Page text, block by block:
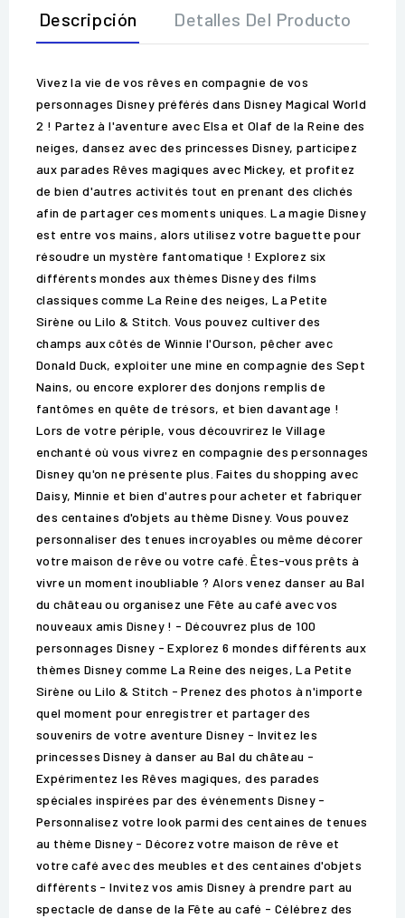
Descripción Detalles Del Producto
Vivez la vie de vos rêves en compagnie de vos
personnages Disney préférés dans Disney Magical World
2 ! Partez à l'aventure avec Elsa et Olaf de la Reine des
neiges, dansez avec des princesses Disney, participez
aux parades Rêves magiques avec Mickey, et profitez
de bien d'autres activités tout en prenant des clichés
afin de partager ces moments uniques. La magie Disney
est entre vos mains, alors utilisez votre baguette pour
résoudre un mystère fantomatique ! Explorez six
différents mondes aux thèmes Disney des films
classiques comme La Reine des neiges, La Petite
Sirène ou Lilo & Stitch. Vous pouvez cultiver des
champs aux côtés de Winnie l'Ourson, pêcher avec
Donald Duck, exploiter une mine en compagnie des Sept
Nains, ou encore explorer des donjons remplis de
fantômes en quête de trésors, et bien davantage !
Lors de votre périple, vous découvrirez le Village
enchanté où vous vivrez en compagnie des personnages
Disney qu'on ne présente plus. Faites du shopping avec
Daisy, Minnie et bien d'autres pour acheter et fabriquer
des centaines d'objets au thème Disney. Vous pouvez
personnaliser des tenues incroyables ou même décorer
votre maison de rêve ou votre café. Êtes-vous prêts à
vivre un moment inoubliable ? Alors venez danser au Bal
du château ou organisez une Fête au café avec vos
nouveaux amis Disney ! - Découvrez plus de 100
personnages Disney - Explorez 6 mondes différents aux
thèmes Disney comme La Reine des neiges, La Petite
Sirène ou Lilo & Stitch - Prenez des photos à n'importe
quel moment pour enregistrer et partager des
souvenirs de votre aventure Disney - Invitez les
princesses Disney à danser au Bal du château -
Expérimentez les Rêves magiques, des parades
spéciales inspirées par des événements Disney -
Personnalisez votre look parmi des centaines de tenues
au thème Disney - Décorez votre maison de rêve et
votre café avec des meubles et des centaines d'objets
différents - Invitez vos amis Disney à prendre part au
spectacle de danse de la Fête au café - Célébrez des